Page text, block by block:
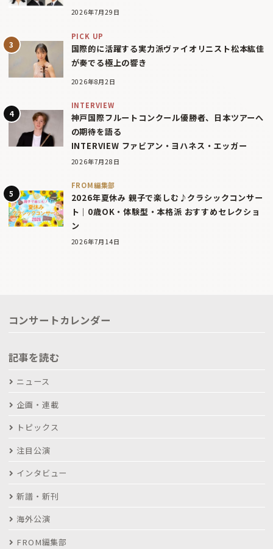
2026年7月29日
PICK UP
国際的に活躍する実力派ヴァイオリニスト松本紘佳
が奏でる極上の響き
2026年8月2日
INTERVIEW
神戸国際フルートコンクール優勝者、日本ツアーへ
の期待を語る
INTERVIEW ファビアン・ヨハネス・エッガー
2026年7月28日
FROM編集部
2026年夏休み 親子で楽しむ♪クラシックコンサー
ト｜0歳OK・体験型・本格派 おすすめセレクショ
ン
2026年7月14日
コンサートカレンダー
記事を読む
ニュース
企画・連載
トピックス
注目公演
インタビュー
新譜・新刊
海外公演
FROM編集部